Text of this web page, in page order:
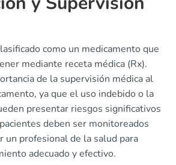
como un medicamento que
mediante receta médica (Rx).
de la supervisión médica al
ya que el uso indebido o la
presentar riesgos significativos
deben ser monitoreados
un profesional de la salud para
adecuado y efectivo.